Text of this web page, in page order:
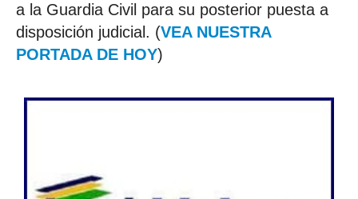
a la Guardia Civil para su posterior puesta a
disposición judicial. (VEA NUESTRA
PORTADA DE HOY)